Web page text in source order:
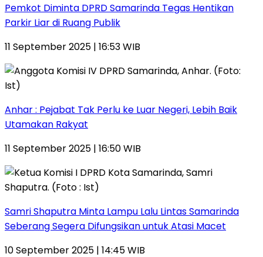
Pemkot Diminta DPRD Samarinda Tegas Hentikan
Parkir Liar di Ruang Publik
11 September 2025 | 16:53 WIB
Anhar : Pejabat Tak Perlu ke Luar Negeri, Lebih Baik
Utamakan Rakyat
11 September 2025 | 16:50 WIB
Samri Shaputra Minta Lampu Lalu Lintas Samarinda
Seberang Segera Difungsikan untuk Atasi Macet
10 September 2025 | 14:45 WIB